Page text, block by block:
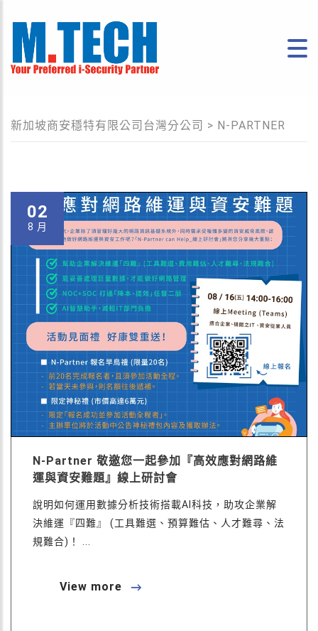
新加坡商安穩特有限公司台灣分公司 > N-PARTNER
02
8 月
N-Partner 敬邀您一起參加『高效應對網路維
運與資安難題』線上研討會
說明如何運用數據分析技術搭載AI科技，助攻企業解
決維運『四難』 (工具難選、預算難估、人才難尋、法
規難合)！ ...
View more